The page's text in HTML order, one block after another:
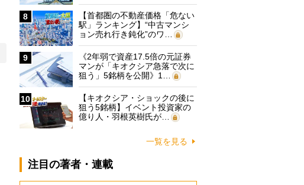
8
【首都圏の不動産価格「危ない
駅」ランキング】“中古マンシ
ョン売れ行き鈍化”のワ…
9
《2年弱で資産17.5倍の元証券
マンが「キオクシア急落で次に
狙う」5銘柄を公開》1…
10
【キオクシア・ショックの後に
狙う5銘柄】イベント投資家の
億り人・羽根英樹氏が…
一覧を見る
注目の著者・連載